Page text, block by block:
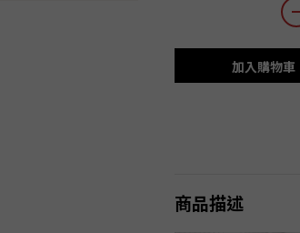
加入購物車
商品描述